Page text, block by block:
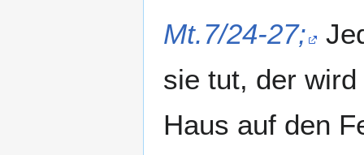
Mt.7/24-27;
sie tut, der
Haus auf den